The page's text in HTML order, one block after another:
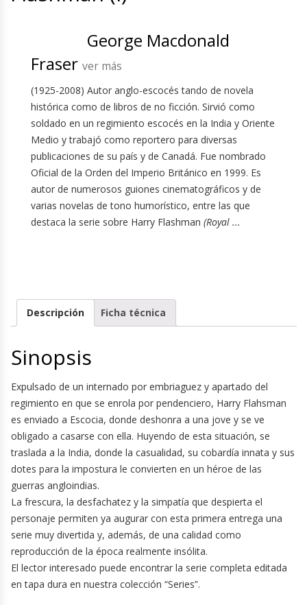
George Macdonald
Fraser ver más
(1925-2008) Autor anglo-escocés tando de novela
histórica como de libros de no ficción. Sirvió como
soldado en un regimiento escocés en la India y Oriente
Medio y trabajó como reportero para diversas
publicaciones de su país y de Canadá. Fue nombrado
Oficial de la Orden del Imperio Británico en 1999. Es
autor de numerosos guiones cinematográficos y de
varias novelas de tono humorístico, entre las que
destaca la serie sobre Harry Flashman (Royal ...
Descripción Ficha técnica
Sinopsis
Expulsado de un internado por embriaguez y apartado del
regimiento en que se enrola por pendenciero, Harry Flahsman
es enviado a Escocia, donde deshonra a una jove y se ve
obligado a casarse con ella. Huyendo de esta situación, se
traslada a la India, donde la casualidad, su cobardía innata y sus
dotes para la impostura le convierten en un héroe de las
guerras angloindias.
La frescura, la desfachatez y la simpatía que despierta el
personaje permiten ya augurar con esta primera entrega una
serie muy divertida y, además, de una calidad como
reproducción de la época realmente insólita.
El lector interesado puede encontrar la serie completa editada
en tapa dura en nuestra colección “Series”.